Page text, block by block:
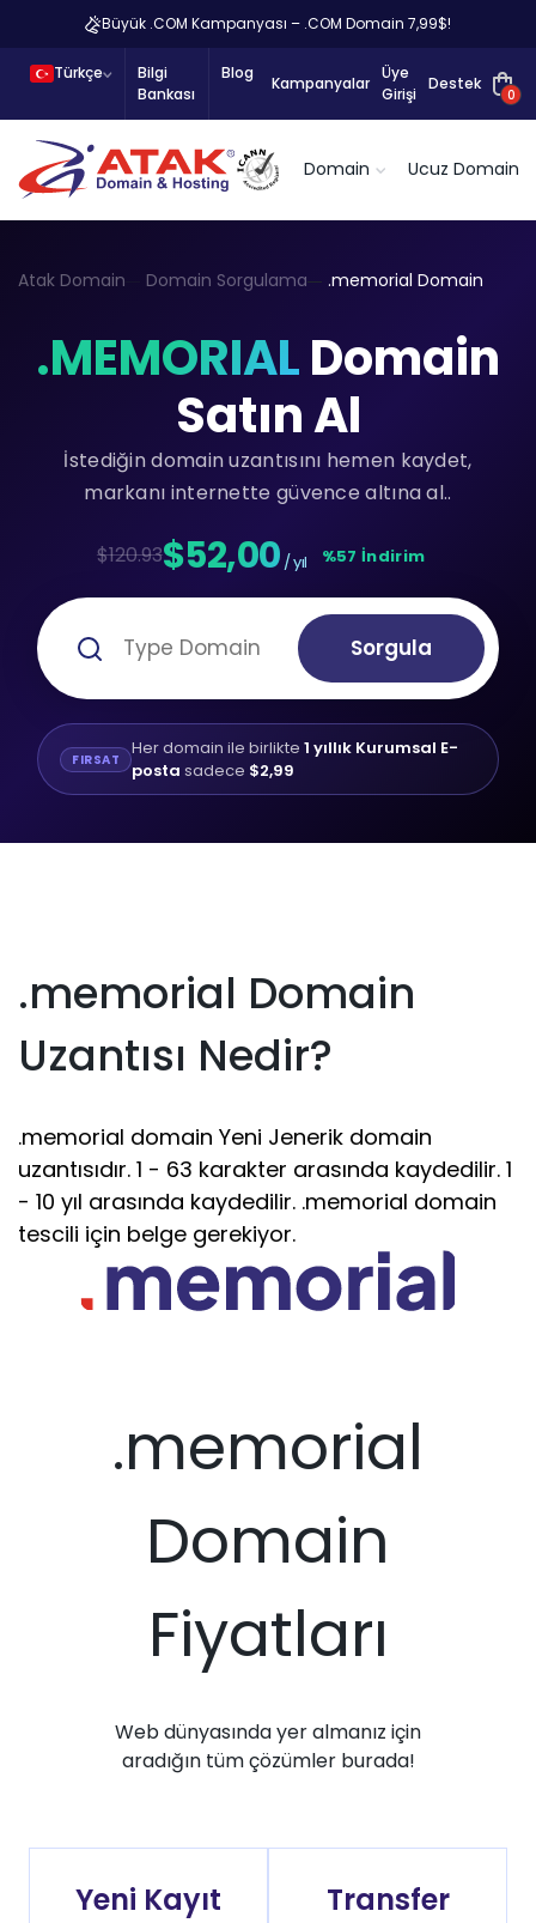
Büyük .COM Kampanyası – .COM Domain 7,99$!
Türkçe
Bilgi
Bankası
Blog
Kampanyalar
Üye
Girişi
Destek
0
Domain Ucuz Domain
Atak Domain Domain Sorgulama .memorial Domain
.MEMORIALDomain
Satın Al
İstediğin domain uzantısını hemen kaydet,
markanı internette güvence altına al..
$120.93$52,00 / yıl %57 İndirim
Sorgula
FIRSAT Her domain ile birlikte 1 yıllık Kurumsal E-
posta sadece $2,99
.memorial Domain
Uzantısı Nedir?
.memorial domain Yeni Jenerik domain
uzantısıdır. 1 - 63 karakter arasında kaydedilir. 1
- 10 yıl arasında kaydedilir. .memorial domain
tescili için belge gerekiyor.
.memorial
Domain
Fiyatları
Web dünyasında yer almanız için
aradığın tüm çözümler burada!
Yeni Kayıt Transfer